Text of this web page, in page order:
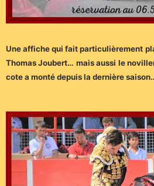
Une affiche qui fait particulièrement
Thomas Joubert… mais aussi le
cote a monté depuis la dernière